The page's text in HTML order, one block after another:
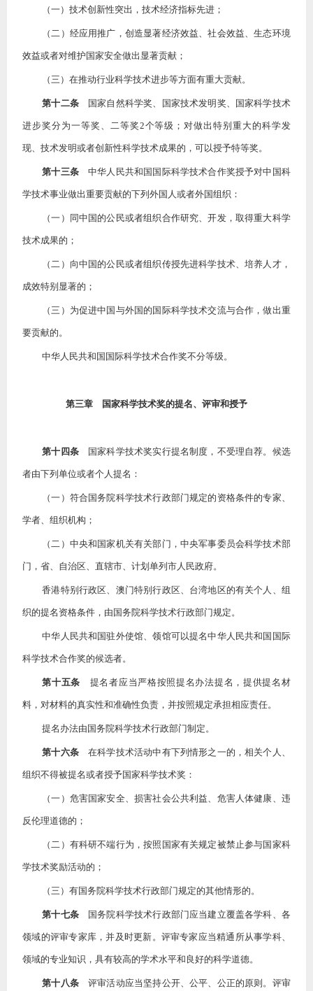
（一）技术创新性突出，技术经济指标先进；
（二）经应用推广，创造显著经济效益、社会效益、生态环境
效益或者对维护国家安全做出显著贡献；
（三）在推动行业科学技术进步等方面有重大贡献。
第十二条国家自然科学奖、国家技术发明奖、国家科学技术
进步奖分为一等奖、二等奖2个等级；对做出特别重大的科学发
现、技术发明或者创新性科学技术成果的，可以授予特等奖。
第十三条中华人民共和国国际科学技术合作奖授予对中国科
学技术事业做出重要贡献的下列外国人或者外国组织：
（一）同中国的公民或者组织合作研究、开发，取得重大科学
技术成果的；
（二）向中国的公民或者组织传授先进科学技术、培养人才，
成效特别显著的；
（三）为促进中国与外国的国际科学技术交流与合作，做出重
要贡献的。
中华人民共和国国际科学技术合作奖不分等级。
第三章 国家科学技术奖的提名、评审和授予
第十四条国家科学技术奖实行提名制度，不受理自荐。候选
者由下列单位或者个人提名：
（一）符合国务院科学技术行政部门规定的资格条件的专家、
学者、组织机构；
（二）中央和国家机关有关部门，中央军事委员会科学技术部
门，省、自治区、直辖市、计划单列市人民政府。
香港特别行政区、澳门特别行政区、台湾地区的有关个人、组
织的提名资格条件，由国务院科学技术行政部门规定。
中华人民共和国驻外使馆、领馆可以提名中华人民共和国国际
科学技术合作奖的候选者。
第十五条 提名者应当严格按照提名办法提名，提供提名材
料，对材料的真实性和准确性负责，并按照规定承担相应责任。
提名办法由国务院科学技术行政部门制定。
第十六条在科学技术活动中有下列情形之一的，相关个人、
组织不得被提名或者授予国家科学技术奖：
（一）危害国家安全、损害社会公共利益、危害人体健康、违
反伦理道德的；
（二）有科研不端行为，按照国家有关规定被禁止参与国家科
学技术奖励活动的；
（三）有国务院科学技术行政部门规定的其他情形的。
第十七条国务院科学技术行政部门应当建立覆盖各学科、各
领域的评审专家库，并及时更新。评审专家应当精通所从事学科、
领域的专业知识，具有较高的学术水平和良好的科学道德。
第十八条评审活动应当坚持公开、公平、公正的原则。评审